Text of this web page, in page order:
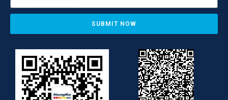
SUBMIT NOW